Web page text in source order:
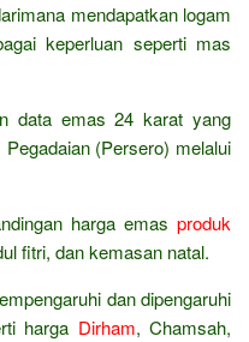
mendapatkan logam
keperluan seperti mas
data emas 24 karat yang
(Persero) melalui
harga emas produk
fitri, dan kemasan natal.
dan dipengaruhi
harga Dirham, Chamsah,